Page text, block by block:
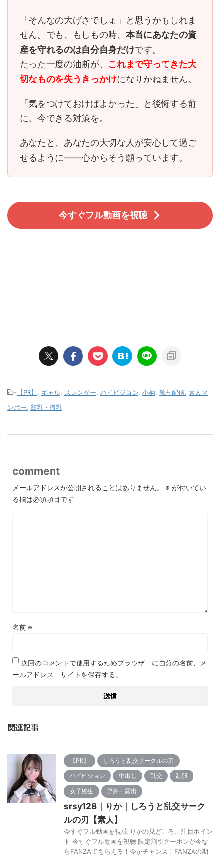
「そんなの大げさでしょ」と思うかもしれま
せん。でも、もしもの時、 本当にあなたの資
産を守れるのは自分自身だけです。
たった一度の油断が、 これまで守ってきた大
切なものを失うきっかけになりかねません。
「気をつけておけばよかった」と後悔する前
に、今できる対策を。
あなたと、あなたの大切な人が安心して過ご
せるように――心からそう願っています。
今すぐフル動画を視聴
- 【PR】 ギャル スレンダー ハイビジョン 小柄 独占配信 素人マ
ンボー 貧乳・微乳
comment
メールアドレスが公開されることはありません。 ※ が付いてい
る欄は必須項目です
名前 ※
次回のコメントで使用するためブラウザーに自分の名前、メ
ールアドレス、サイトを保存する。
関連記事
【PR】 しろうと乱交サークルの刃
ハイビジョン 中出し 乱交 制服
女子校生 野外・露出
srsy128｜りか｜しろうと乱交サーク
ルの刃【素人】
今すぐフル動画を視聴 りかの見どころ、注目ポイン
ト 今すぐフル動画を視聴 限定割引クーポンが今な
らFANZAでもらえる！今がチャンス！FANZAの期